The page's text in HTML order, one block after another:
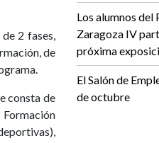
2 fases,
de
consta de
Los alumnos
Zaragoza IV
próxima
El Salón de
de octubre